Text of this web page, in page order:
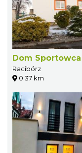
Dom Sportowca
Racibórz
0.37 km